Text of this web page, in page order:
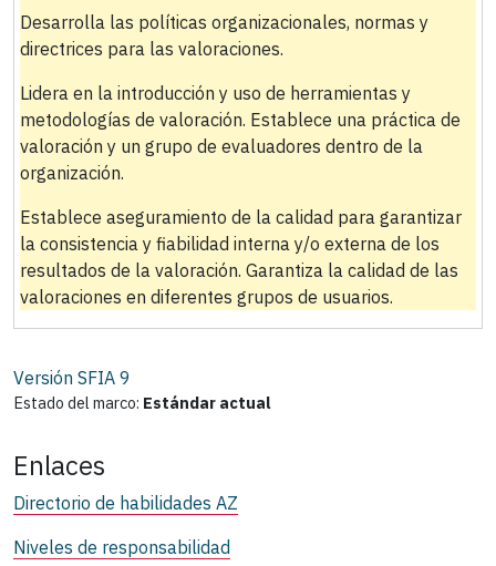
Desarrolla las políticas organizacionales, normas y
directrices para las valoraciones.
Lidera en la introducción y uso de herramientas y
metodologías de valoración. Establece una práctica de
valoración y un grupo de evaluadores dentro de la
organización.
Establece aseguramiento de la calidad para garantizar
la consistencia y fiabilidad interna y/o externa de los
resultados de la valoración. Garantiza la calidad de las
valoraciones en diferentes grupos de usuarios.
Versión SFIA 9
Estado del marco: Estándar actual
Enlaces
Directorio de habilidades AZ
Niveles de responsabilidad